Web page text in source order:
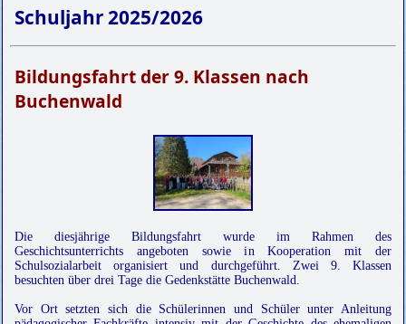
Schuljahr 2025/2026
Bildungsfahrt der 9. Klassen nach
Buchenwald
Die diesjährige Bildungsfahrt wurde im Rahmen des
Geschichtsunterrichts angeboten sowie in Kooperation mit der
Schulsozialarbeit organisiert und durchgeführt. Zwei 9. Klassen
besuchten über drei Tage die Gedenkstätte Buchenwald.
Vor Ort setzten sich die Schülerinnen und Schüler unter Anleitung